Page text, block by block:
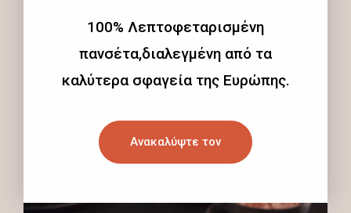
100% Λεπτοφεταρισμένη
πανσέτα,διαλεγμένη από τα
καλύτερα σφαγεία της Ευρώπης.
Ανακαλύψτε τον